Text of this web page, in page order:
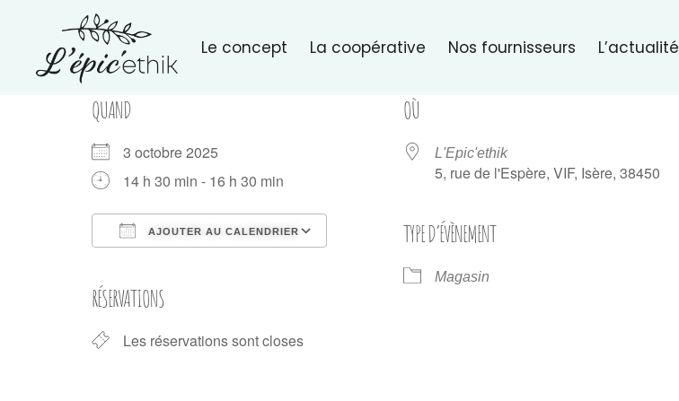
Le concept La coopérative Nos fournisseurs L’actualité
QUAND
3 octobre 2025
14 h 30 min - 16 h 30 min
AJOUTER AU CALENDRIER
RÉSERVATIONS
Les réservations sont closes
OÙ
L'Epic'ethik
5, rue de l'Espère, VIF, Isère, 38450
TYPE D’ÉVÈNEMENT
Magasin